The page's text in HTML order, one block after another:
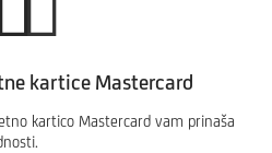
kartice Mastercard
kartico Mastercard vam prinaša
in ugodnosti.